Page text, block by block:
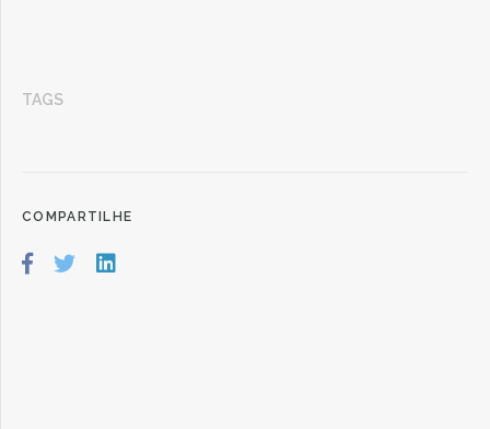
TAGS
COMPARTILHE